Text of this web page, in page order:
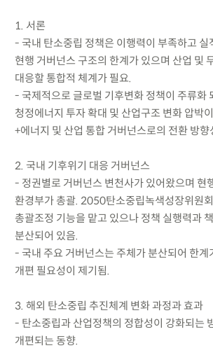
1. 서론
- 국내 탄소중립 정책은 이행력이 부족하고 실
현행 거버넌스 구조의 한계가 있으며 산업 및
대응할 통합적 체계가 필요.
- 국제적으로 글로벌 기후변화 정책이 주류화
청정에너지 투자 확대 및 산업구조 변화 압박
+에너지 및 산업 통합 거버넌스로의 전환 방향
2. 국내 기후위기 대응 거버넌스
- 정권별로 거버넌스 변천사가 있어왔으며 현
환경부가 총괄. 2050탄소중립녹색성장위원
총괄조정 기능을 맡고 있으나 정책 실행력과
분산되어 있음.
- 국내 주요 거버넌스는 주체가 분산되어 한계
개편 필요성이 제기됨.
3. 해외 탄소중립 추진체계 변화 과정과 효과
- 탄소중립과 산업정책의 정합성이 강화되는
개편되는 동향.